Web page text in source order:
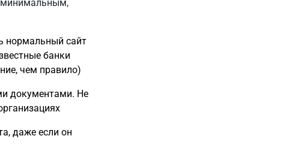
минимальным,
нормальный сайт
банки
чем правило)
документами. Не
даже если он